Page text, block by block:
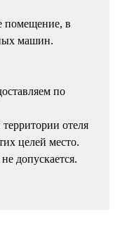
помещение, в
машин.
по
отеля
целей место.
допускается.